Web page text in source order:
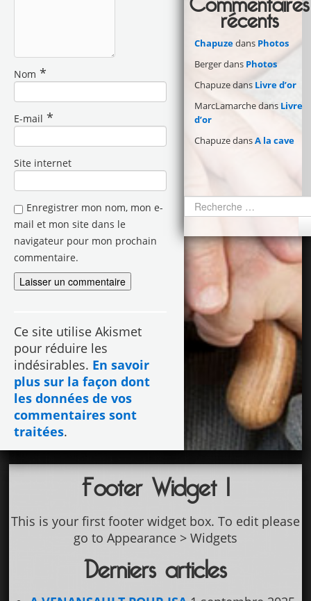
Nom *
E-mail *
Site internet
Enregistrer mon nom, mon e-
mail et mon site dans le
navigateur pour mon prochain
commentaire.
Ce site utilise Akismet
pour réduire les
indésirables. En savoir
plus sur la façon dont
les données de vos
commentaires sont
traitées.
récents
Chapuzedans Photos
Bergerdans Photos
Chapuzedans Livre d’or
MarcLamarchedans Livre
d’or
ChapuzedansA la cave
Footer Widget 1
This is your first footer widget box. To edit please
go to Appearance > Widgets
Derniers articles